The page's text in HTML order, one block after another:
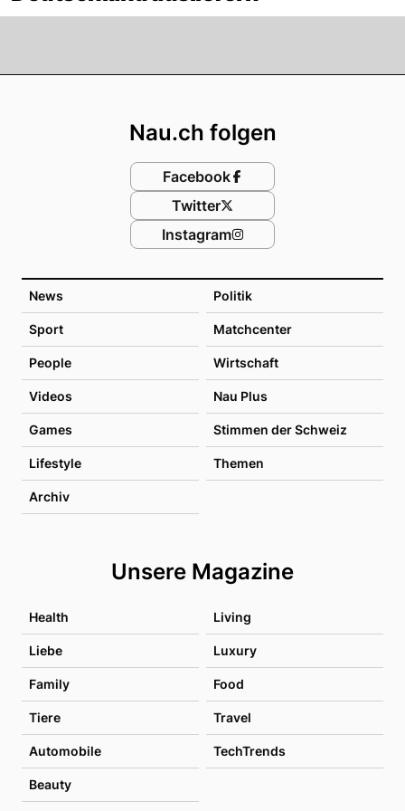
News Politik
Sport Matchcenter
People Wirtschaft
Videos Nau Plus
Games Stimmen der Schweiz
Lifestyle Themen
Archiv
Unsere Magazine
Health Living
Liebe Luxury
Family Food
Tiere Travel
Automobile TechTrends
Beauty
Nau.ch folgen
Facebook
Twitter
Instagram